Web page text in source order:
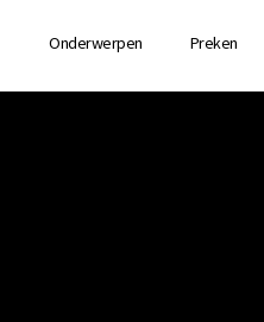
Onderwerpen Preken